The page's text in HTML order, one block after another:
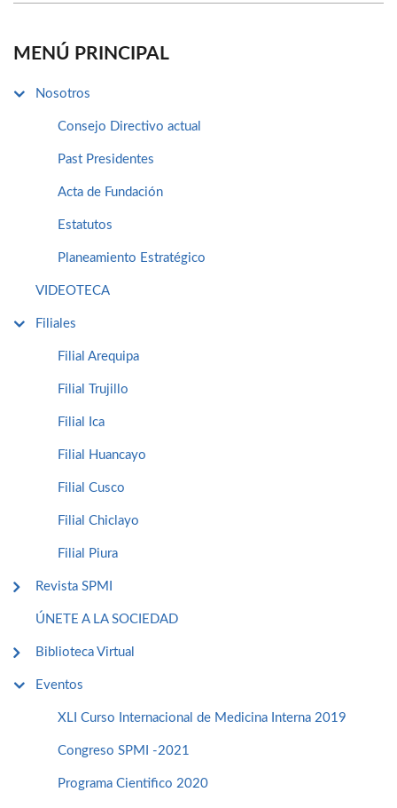
MENÚ PRINCIPAL
Nosotros
Consejo Directivo actual
Past Presidentes
Acta de Fundación
Estatutos
Planeamiento Estratégico
VIDEOTECA
Filiales
Filial Arequipa
Filial Trujillo
Filial Ica
Filial Huancayo
Filial Cusco
Filial Chiclayo
Filial Piura
Revista SPMI
ÚNETE A LA SOCIEDAD
Biblioteca Virtual
Eventos
XLI Curso Internacional de Medicina Interna 2019
Congreso SPMI -2021
Programa Cientifico 2020